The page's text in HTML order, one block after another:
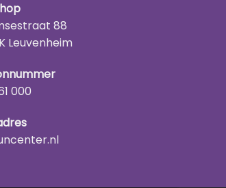
88
Leuvenheim
000